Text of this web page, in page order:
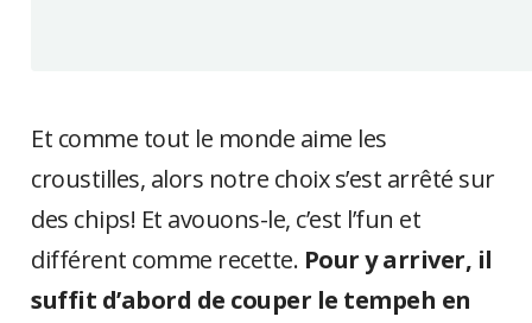
Et comme tout le monde aime les
croustilles, alors notre choix s’est arrêté sur
des chips! Et avouons-le, c’est l’fun et
différent comme recette. Pour y arriver, il
suffit d’abord de couper le tempeh en